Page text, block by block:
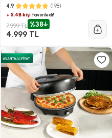
Hazneli Kule Tipi Vantilatör 60W
4.9 (198)
+ 5.4B kişi favoriledi!
7.999 TL %38
4.999 TL